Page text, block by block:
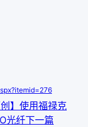
】使用福禄克
光纤下一篇